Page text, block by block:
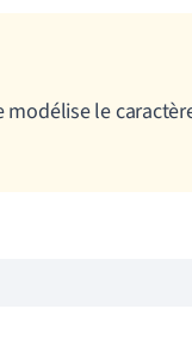
le